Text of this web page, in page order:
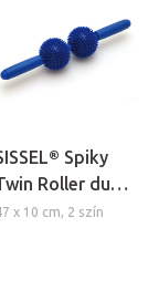
Spiky
Roller dupla
x 10 cm, 2 szín